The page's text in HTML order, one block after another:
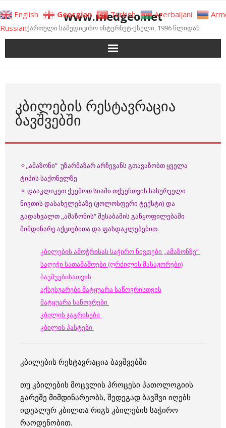
to
content
www.medgeo.net
ქართული სამედიცინო ინტერნეტ-ქსელი, 1996 წლიდან
ᲙᲑᲘᲚᲔᲑᲘᲡ ᲠᲔᲡᲢᲐᲕᲠᲐᲪᲘᲐ
ᲑᲐᲕᲨᲕᲔᲑᲨᲘ
✧,,ამაზონი” უზარმაზარ არჩევანს გთავაზობთ ყველა
ტიპის საქონელზე
✧ დააკლიკეთ ქვემოთ სიაში თქვენთვის სასურველი
ნივთის დასახელებაზე (ჟოლოსფერი ტექსტი) და
გადახვალთ ,,ამაზონის“ შესაბამის განყოფილებაში
მიმდინარე აქციებითა და ფასდაკლებებით.
კბილების ამოჭრისას საჭირო ნივთები ,,ამაზონზე”
საღეჭი სათამაშოები (ღრძილის მასაჟორები)
ბავშვებისათვის
აქსესუარები მატყუარა საწოვრისთვის
მატყუარა საწოვრები
კბილის ჯაგრისები
კბილის პასტები
კბილების რესტავრაცია ბავშვებში
თუ კბილების მოცვლის პროცესი პათოლოგიის
გარეშე მიმდინარეობს, შედეგად ბავშვი იღებს
იდეალურ კბილთა რიგს კბილების საჭირო
რაოდენობით.
English Georgian Turkish Azerbaijani
Russian